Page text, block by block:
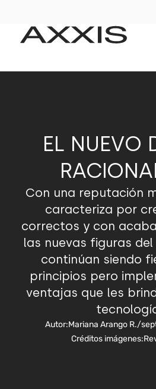
EL NUEVO
Con una reputación
caracteriza por
correctos y con
las nuevas figuras
continúan siendo
principios pero
ventajas que les
Autor:Mariana Arango R./
Créditos imágenes: